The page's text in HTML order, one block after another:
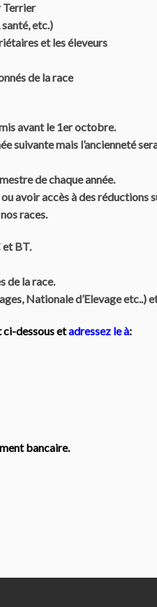
Terrier
etc.)
et les éleveurs
de la race
avant le 1er octobre.
suivante mais l’ancienneté
de chaque année.
avoir accès à des réductions
races.
et BT.
de la race.
Nationale d’Elevage etc..)
dessous etadressez le à:
bancaire.